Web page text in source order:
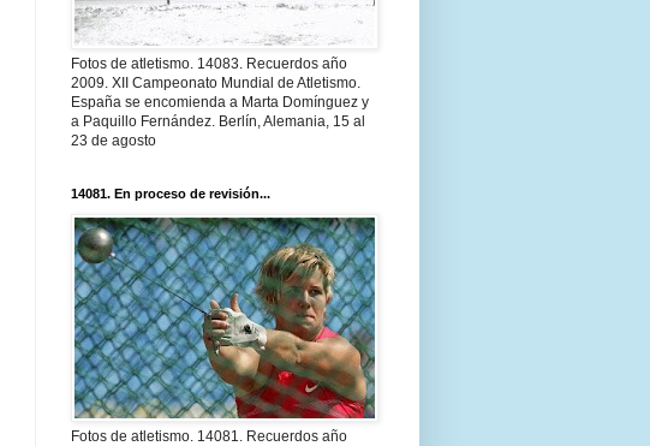
Fotos de atletismo. 14083. Recuerdos año
2009. XII Campeonato Mundial de Atletismo.
España se encomienda a Marta Domínguez y
a Paquillo Fernández. Berlín, Alemania, 15 al
23 de agosto
14081. En proceso de revisión...
Fotos de atletismo. 14081. Recuerdos año